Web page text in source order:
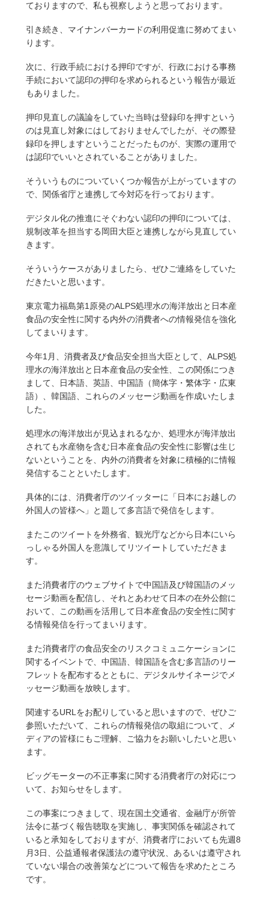
ておりますので、私も視察しようと思っております。
引き続き、マイナンバーカードの利用促進に努めてまい
ります。
次に、行政手続における押印ですが、行政における事務
手続において認印の押印を求められるという報告が最近
もありました。
押印見直しの議論をしていた当時は登録印を押すという
のは見直し対象にはしておりませんでしたが、その際登
録印を押しますということだったものが、実際の運用で
は認印でいいとされていることがありました。
そういうものについていくつか報告が上がっていますの
で、関係省庁と連携して今対応を行っております。
デジタル化の推進にそぐわない認印の押印については、
規制改革を担当する岡田大臣と連携しながら見直してい
きます。
そういうケースがありましたら、ぜひご連絡をしていた
だきたいと思います。
東京電力福島第1原発のALPS処理水の海洋放出と日本産
食品の安全性に関する内外の消費者への情報発信を強化
してまいります。
今年1月、消費者及び食品安全担当大臣として、ALPS処
理水の海洋放出と日本産食品の安全性、この関係につき
まして、日本語、英語、中国語（簡体字・繁体字・広東
語）、韓国語、これらのメッセージ動画を作成いたしま
した。
処理水の海洋放出が見込まれるなか、処理水が海洋放出
されても水産物を含む日本産食品の安全性に影響は生じ
ないということを、内外の消費者を対象に積極的に情報
発信することといたします。
具体的には、消費者庁のツイッターに「日本にお越しの
外国人の皆様へ」と題して多言語で発信をします。
またこのツイートを外務省、観光庁などから日本にいら
っしゃる外国人を意識してリツイートしていただきま
す。
また消費者庁のウェブサイトで中国語及び韓国語のメッ
セージ動画を配信し、それとあわせて日本の在外公館に
おいて、この動画を活用して日本産食品の安全性に関す
る情報発信を行ってまいります。
また消費者庁の食品安全のリスクコミュニケーションに
関するイベントで、中国語、韓国語を含む多言語のリー
フレットを配布するとともに、デジタルサイネージでメ
ッセージ動画を放映します。
関連するURLをお配りしていると思いますので、ぜひご
参照いただいて、これらの情報発信の取組について、メ
ディアの皆様にもご理解、ご協力をお願いしたいと思い
ます。
ビッグモーターの不正事案に関する消費者庁の対応につ
いて、お知らせをします。
この事案につきまして、現在国土交通省、金融庁が所管
法令に基づく報告聴取を実施し、事実関係を確認されて
いると承知をしておりますが、消費者庁においても先週8
月3日、公益通報者保護法の遵守状況、あるいは遵守され
ていない場合の改善策などについて報告を求めたところ
です。